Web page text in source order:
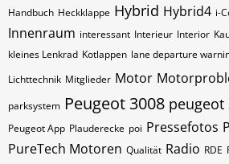
Handbuch Heckklappe Hybrid Hybrid4 i-
Innenraum interessant Interieur Interior
kleines Lenkrad Kotlappen lane departure
Lichttechnik Mitglieder Motor
parksystem Peugeot 3008 peugeot
Peugeot App Plauderecke poi Pressefotos
PureTech Motoren Qualität Radio RDE